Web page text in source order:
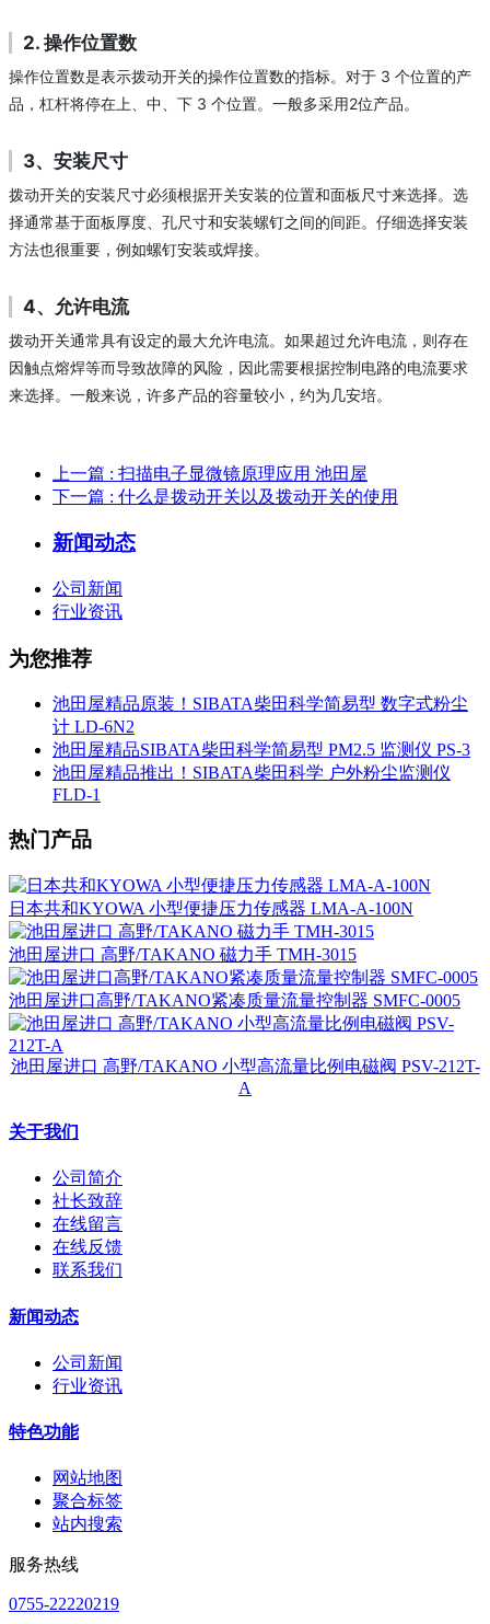
2. 操作位置数
操作位置数是表示拨动开关的操作位置数的指标。对于 3 个位置的产
品，杠杆将停在上、中、下 3 个位置。一般多采用2位产品。
3、安装尺寸
拨动开关的安装尺寸必须根据开关安装的位置和面板尺寸来选择。选
择通常基于面板厚度、孔尺寸和安装螺钉之间的间距。仔细选择安装
方法也很重要，例如螺钉安装或焊接。
4、允许电流
拨动开关通常具有设定的最大允许电流。如果超过允许电流，则存在
因触点熔焊等而导致故障的风险，因此需要根据控制电路的电流要求
来选择。一般来说，许多产品的容量较小，约为几安培。
上一篇 : 扫描电子显微镜原理应用 池田屋
下一篇 : 什么是拨动开关以及拨动开关的使用
新闻动态
公司新闻
行业资讯
为您推荐
池田屋精品原装！SIBATA柴田科学简易型 数字式粉尘
计 LD-6N2
池田屋精品SIBATA柴田科学简易型 PM2.5 监测仪 PS-3
池田屋精品推出！SIBATA柴田科学 户外粉尘监测仪
FLD-1
热门产品
日本共和KYOWA 小型便捷压力传感器 LMA-A-100N
池田屋进口 高野/TAKANO 磁力手 TMH-3015
池田屋进口高野/TAKANO紧凑质量流量控制器 SMFC-0005
池田屋进口 高野/TAKANO 小型高流量比例电磁阀 PSV-212T-
A
关于我们
公司简介
社长致辞
在线留言
在线反馈
联系我们
新闻动态
公司新闻
行业资讯
特色功能
网站地图
聚合标签
站内搜索
服务热线
0755-22220219